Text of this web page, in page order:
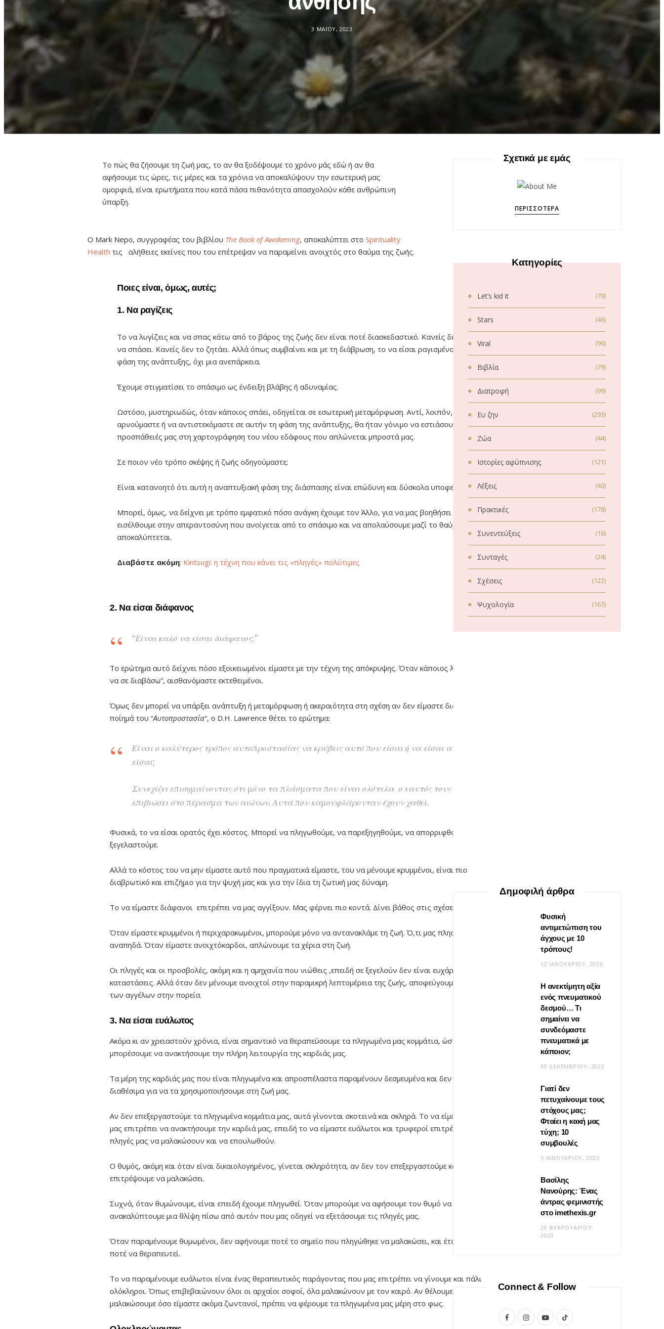
3 ΜΑΪ́ΟΥ, 2023
Το πώς θα ζήσουμε τη ζωή μας, το αν θα ξοδέψουμε το χρόνο μάς εδώ ή αν θα
αφήσουμε τις ώρες, τις μέρες και τα χρόνια να αποκαλύψουν την εσωτερική μας
ομορφιά, είναι ερωτήματα που κατά πάσα πιθανότητα απασχολούν κάθε ανθρώπινη
ύπαρξη.
Ο Mark Nepo, συγγραφέας του βιβλίου The Book of Awakening, αποκαλύπτει στο Spirituality
Health τις αλήθειες εκείνες που του επέτρεψαν να παραμείνει ανοιχτός στο θαύμα της ζωής.
Ποιες είναι, όμως, αυτές;
1. Να ραγίζεις
Το να λυγίζεις και να σπας κάτω από το βάρος της ζωής δεν είναι ποτέ διασκεδαστικό. Κανείς δεν επιδιώκει
να σπάσει. Κανείς δεν το ζητάει. Αλλά όπως συμβαίνει και με τη διάβρωση, το να είσαι ραγισμένος είναι μια
φάση της ανάπτυξης, όχι μια ανεπάρκεια.
Έχουμε στιγματίσει το σπάσιμο ως ένδειξη βλάβης ή αδυναμίας.
Ωστόσο, μυστηριωδώς, όταν κάποιος σπάει, οδηγείται σε εσωτερική μεταμόρφωση. Αντί, λοιπόν, να
αρνούμαστε ή να αντιστεκόμαστε σε αυτήν τη φάση της ανάπτυξης, θα ήταν γόνιμο να εστιάσουμε τις
προσπάθειές μας στη χαρτογράφηση του νέου εδάφους που απλώνεται μπροστά μας.
Σε ποιον νέο τρόπο σκέψης ή ζωής οδηγούμαστε;
Είναι κατανοητό ότι αυτή η αναπτυξιακή φάση της διάσπασης είναι επώδυνη και δύσκολα υποφερτή.
Μπορεί, όμως, να δείχνει με τρόπο εμφατικό πόσο ανάγκη έχουμε τον Άλλο, για να μας βοηθήσει να
εισέλθουμε στην απεραντοσύνη που ανοίγεται από το σπάσιμο και να απολαύσουμε μαζί το θαύμα που μας
αποκαλύπτεται.
Διαβάστε ακόμη: Kintsugi: η τέχνη που κάνει τις «πληγές» πολύτιμες
2. Να είσαι διάφανος
“Είναι καλό να είσαι διάφανος;”
To ερώτημα αυτό δείχνει πόσο εξοικειωμένοι είμαστε με την τέχνη της απόκρυψης. Όταν κάποιος λέει: “Μπορώ
να σε διαβάσω”, αισθανόμαστε εκτεθειμένοι.
Όμως δεν μπορεί να υπάρξει ανάπτυξη ή μεταμόρφωση ή ακεραιότητα στη σχέση αν δεν είμαστε διάφανοι. Στο
ποίημά του “Αυτοπροστασία“, ο D.H. Lawrence θέτει το ερώτημα:
Είναι ο καλύτερος τρόπος αυτοπροστασίας να κρύβεις αυτό που είσαι ή να είσαι αυτός που
είσαι;
Συνεχίζει επισημαίνοντας ότι μόνο τα πλάσματα που είναι ολότελα ο εαυτός τους έχουν
επιβιώσει στο πέρασμα των αιώνων. Αυτά που καμουφλάρονταν έχουν χαθεί.
Φυσικά, το να είσαι ορατός έχει κόστος. Μπορεί να πληγωθούμε, να παρεξηγηθούμε, να απορριφθούμε ή να
ξεγελαστούμε.
Αλλά το κόστος του να μην είμαστε αυτό που πραγματικά είμαστε, του να μένουμε κρυμμένοι, είναι πιο
διαβρωτικό και επιζήμιο για την ψυχή μας και για την ίδια τη ζωτική μας δύναμη.
Το να είμαστε διάφανοι επιτρέπει να μας αγγίξουν. Μας φέρνει πιο κοντά. Δίνει βάθος στις σχέσεις μας.
Όταν είμαστε κρυμμένοι ή περιχαρακωμένοι, μπορούμε μόνο να αντανακλάμε τη ζωή. Ό,τι μας πλησιάζει
αναπηδά. Όταν είμαστε ανοιχτόκαρδοι, απλώνουμε τα χέρια στη ζωή.
Οι πληγές και οι προσβολές, ακόμη και η αμηχανία που νιώθεις ,επειδή σε ξεγελούν δεν είναι ευχάριστες
καταστάσεις. Αλλά όταν δεν μένουμε ανοιχτοί στην παραμικρή λεπτομέρεια της ζωής, αποφεύγουμε το άγγιγμα
των αγγέλων στην πορεία.
3. Να είσαι ευάλωτος
Ακόμα κι αν χρειαστούν χρόνια, είναι σημαντικό να θεραπεύσουμε τα πληγωμένα μας κομμάτια, ώστε να
μπορέσουμε να ανακτήσουμε την πλήρη λειτουργία της καρδιάς μας.
Τα μέρη της καρδιάς μας που είναι πληγωμένα και απροσπέλαστα παραμένουν δεσμευμένα και δεν είναι
διαθέσιμα για να τα χρησιμοποιήσουμε στη ζωή μας.
Αν δεν επεξεργαστούμε τα πληγωμένα κομμάτια μας, αυτά γίνονται σκοτεινά και σκληρά. Το να είμαστε ευάλωτοι
μας επιτρέπει να ανακτήσουμε την καρδιά μας, επειδή το να είμαστε ευάλωτοι και τρυφεροί επιτρέπει στις
πληγές μας να μαλακώσουν και να επουλωθούν.
Ο θυμός, ακόμη και όταν είναι δικαιολογημένος, γίνεται σκληρότητα, αν δεν τον επεξεργαστούμε και δεν του
επιτρέψουμε να μαλακώσει.
Συχνά, όταν θυμώνουμε, είναι επειδή έχουμε πληγωθεί. Όταν μπορούμε να αφήσουμε τον θυμό να υποχωρήσει,
ανακαλύπτουμε μια θλίψη πίσω από αυτόν που μας οδηγεί να εξετάσουμε τις πληγές μας.
Όταν παραμένουμε θυμωμένοι, δεν αφήνουμε ποτέ το σημείο που πληγώθηκε να μαλακώσει, και έτσι, δεν μπορεί
ποτέ να θεραπευτεί.
Το να παραμένουμε ευάλωτοι είναι ένας θεραπευτικός παράγοντας που μας επιτρέπει να γίνουμε και πάλι
ολόκληροι. Όπως επιβεβαιώνουν όλοι οι αρχαίοι σοφοί, όλα μαλακώνουν με τον καιρό. Αν θέλουμε να
μαλακώσουμε όσο είμαστε ακόμα ζωντανοί, πρέπει να φέρουμε τα πληγωμένα μας μέρη στο φως.
Σχετικά με εμάς
ΠΕΡΙΣΣΌΤΕΡΑ
Κατηγορίες
Let’s kid it (79)
Stars (46)
Viral (96)
Βιβλία (79)
Διατροφή (99)
Ευ ζην (293)
Ζώα (44)
Ιστορίες αφύπνισης (121)
Λέξεις (40)
Πρακτικές (178)
Συνεντεύξεις (16)
Συνταγές (24)
Σχέσεις (122)
Ψυχολογία (167)
Βίντεο: Μεταμόρφωσε το
φουλάρι σου σε κιμονό
20 ΜΑΪ́ΟΥ, 2026
ΣΧΈΣΕΙΣ
Η φροντίδα δεν είναι «δώσ’ το
Δημοφιλή άρθρα
Φυσική
αντιμετώπιση του
άγχους με 10
τρόπους!
12 ΙΑΝΟΥΑΡΊΟΥ, 2023
Η ανεκτίμητη αξία
ενός πνευματικού
δεσμού… Τι
σημαίνει να
συνδεόμαστε
πνευματικά με
κάποιον;
30 ΔΕΚΕΜΒΡΊΟΥ, 2022
Γιατί δεν
πετυχαίνουμε τους
στόχους μας;
Φταίει η κακή μας
τύχη; 10
συμβουλές
5 ΙΑΝΟΥΑΡΊΟΥ, 2023
Βασίλης
Νανούρης: Ένας
άντρας φεμινιστής
στο imethexis.gr
20 ΦΕΒΡΟΥΑΡΊΟΥ,
2023
Connect & Follow
F
I
Y
T